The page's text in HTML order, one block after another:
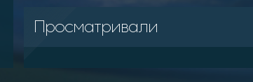
Просматривали